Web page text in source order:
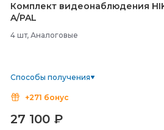
Комплект видеонаблюдения
A/PAL
4 шт, Аналоговые
Способы получения
+271 бонус
27 100 ₽